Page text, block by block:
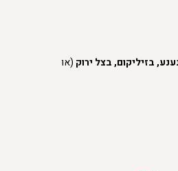
בזיליקום, בצל ירוק (או